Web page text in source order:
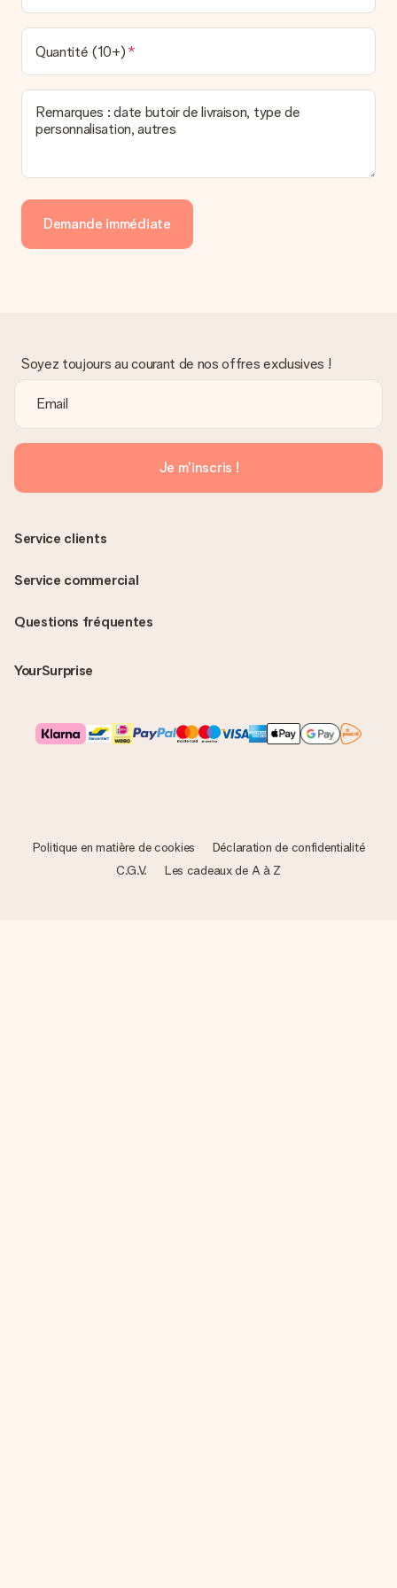
Quantité (10+)
Remarques : date butoir de livraison, type de
personnalisation, autres
Demande immédiate
Soyez toujours au courant de nos offres exclusives !
Je m'inscris !
Questions fréquentes
YourSurprise
Service clients
Service commercial
Politique en matière de cookies
Déclaration de confidentialité
C.G.V.
Les cadeaux de A à Z